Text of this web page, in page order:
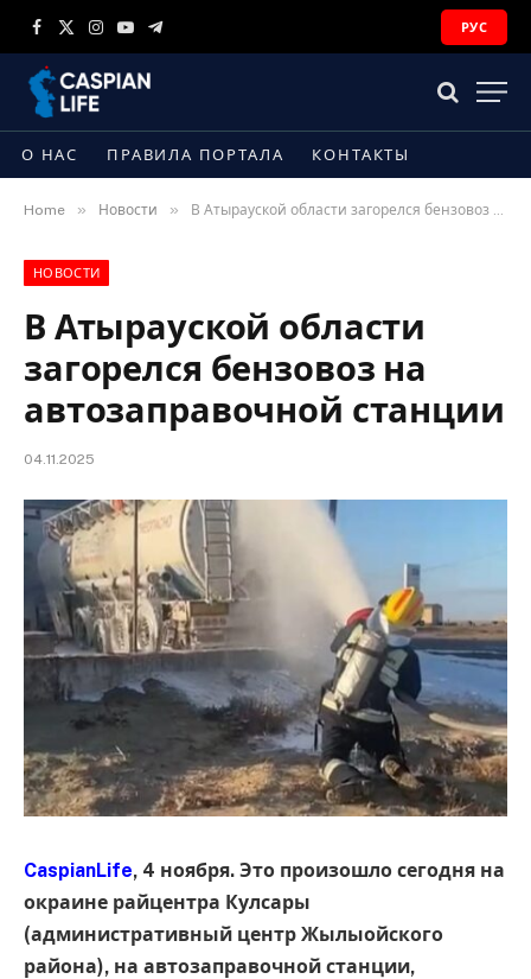
Facebook
X
Instagram
YouTubeTelegram
РУС
О НАС ПРАВИЛА ПОРТАЛА КОНТАКТЫ
Home » Новости » В Атырауской области загорелся бензовоз на автозаправочной станции
НОВОСТИ
В Атырауской области
загорелся бензовоз на
автозаправочной станции
04.11.2025
CaspianLife, 4 ноября. Это произошло сегодня на
окраине райцентра Кулсары
(административный центр Жылыойского
района), на автозаправочной станции,